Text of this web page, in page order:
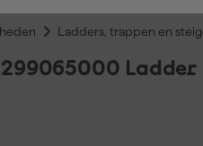
Ladders, trappen en
Ladder